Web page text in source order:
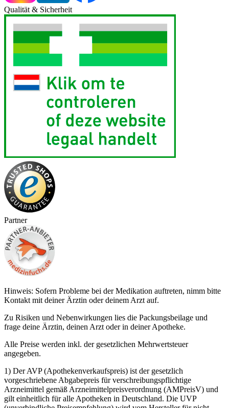
Qualität & Sicherheit
Partner
Hinweis: Sofern Probleme bei der Medikation auftreten, nimm bitte
Kontakt mit deiner Ärztin oder deinem Arzt auf.
Zu Risiken und Nebenwirkungen lies die Packungsbeilage und
frage deine Ärztin, deinen Arzt oder in deiner Apotheke.
Alle Preise werden inkl. der gesetzlichen Mehrwertsteuer
angegeben.
1) Der AVP (Apothekenverkaufspreis) ist der gesetzlich
vorgeschriebene Abgabepreis für verschreibungspflichtige
Arzneimittel gemäß Arzneimittelpreisverordnung (AMPreisV) und
gilt einheitlich für alle Apotheken in Deutschland. Die UVP